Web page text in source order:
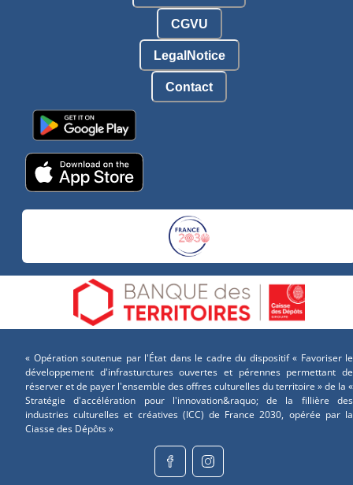
CGVU
LegalNotice
Contact
« Opération soutenue par l'État dans le cadre du dispositif « Favoriser le
développement d'infrasturctures ouvertes et pérennes permettant de
réserver et de payer l'ensemble des offres culturelles du territoire » de la «
Stratégie d'accélération pour l'innovation&raquo; de la fillière des
industries culturelles et créatives (ICC) de France 2030, opérée par la
Ciasse des Dépôts »